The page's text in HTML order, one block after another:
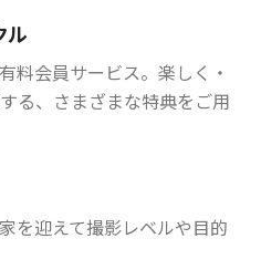
ル
料会員サービス。楽しく・
る、さまざまな特典をご用
を迎えて撮影レベルや目的